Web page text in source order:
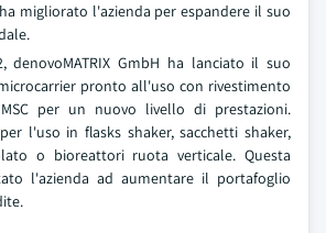
migliorato l'azienda per espandere il suo
denovoMATRIX GmbH ha lanciato il suo
microcarrier pronto all'uso con rivestimento
per un nuovo livello di prestazioni.
l'uso in flasks shaker, sacchetti shaker,
o bioreattori ruota verticale. Questa
l'azienda ad aumentare il portafoglio